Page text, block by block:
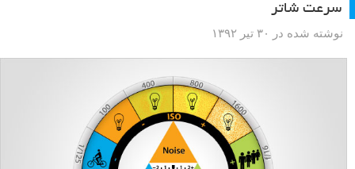
سرعت شاتر
نوشته شده در ۳۰ تیر ۱۳۹۲